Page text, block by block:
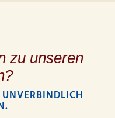
zu unseren